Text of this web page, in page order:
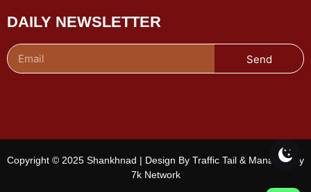
DAILY NEWSLETTER
Send
Copyright © 2025 Shankhnad | Design By Traffic Tail & Managed By
7k Network